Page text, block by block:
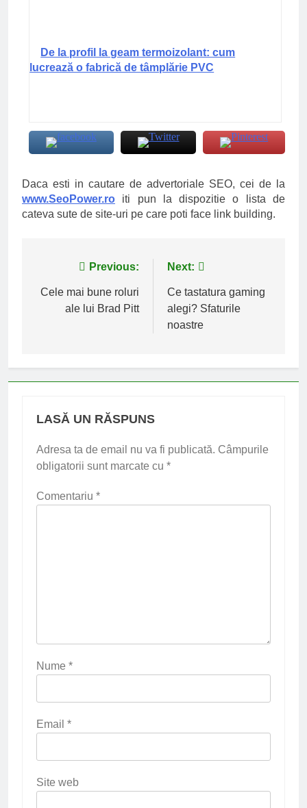
De la profil la geam termoizolant: cum
lucrează o fabrică de tâmplărie PVC
Daca esti in cautare de advertoriale SEO, cei de la
www.SeoPower.ro iti pun la dispozitie o lista de
cateva sute de site-uri pe care poti face link building.
Navigare
în
Previous:
Cele mai bune roluri
ale lui Brad Pitt
Next:
Ce tastatura gaming
alegi? Sfaturile
noastre
LASĂ UN RĂSPUNS
Adresa ta de email nu va fi publicată. Câmpurile
obligatorii sunt marcate cu *
Comentariu *
Nume *
Email *
Site web